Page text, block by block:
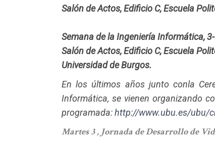
Salón de Actos, Edificio C, Escuela
Semana de la Ingeniería Informática,
Salón de Actos, Edificio C, Escuela
Universidad de Burgos.
En los últimos años junto conla
Informática, se vienen organizando
programada:http://www.ubu.es/ubu/
Martes 3 , Jornada de Desarrollo de